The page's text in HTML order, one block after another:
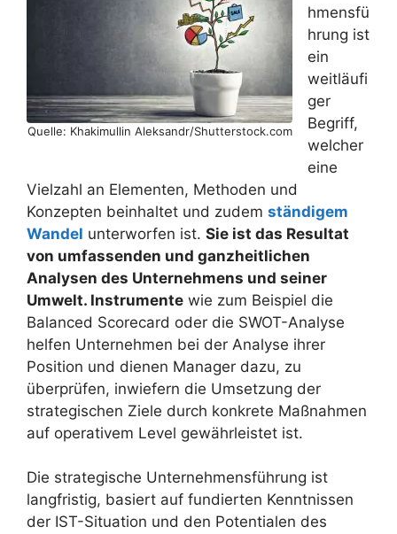
Quelle: Khakimullin Aleksandr/Shutterstock.com
hmensfü
hrung ist
ein
weitläufi
ger
Begriff,
welcher
eine
Vielzahl an Elementen, Methoden und
Konzepten beinhaltet und zudem ständigem
Wandel unterworfen ist. Sie ist das Resultat
von umfassenden und ganzheitlichen
Analysen des Unternehmens und seiner
Umwelt. Instrumente wie zum Beispiel die
Balanced Scorecard oder die SWOT-Analyse
helfen Unternehmen bei der Analyse ihrer
Position und dienen Manager dazu, zu
überprüfen, inwiefern die Umsetzung der
strategischen Ziele durch konkrete Maßnahmen
auf operativem Level gewährleistet ist.
Die strategische Unternehmensführung ist
langfristig, basiert auf fundierten Kenntnissen
der IST-Situation und den Potentialen des